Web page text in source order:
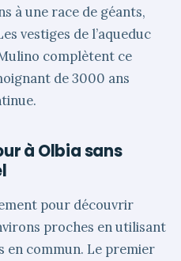
à une race de géants,
vestiges de l’aqueduc
complètent ce
de 3000 ans
à Olbia sans
pour découvrir
proches en utilisant
commun. Le premier